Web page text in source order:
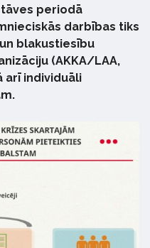
periodā
darbības tiks
blakustiesību
(AKKA/LAA,
arī individuāli